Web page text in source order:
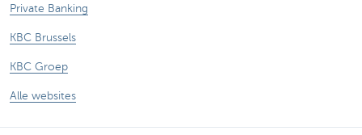
Private Banking
KBC Brussels
KBC Groep
Alle websites